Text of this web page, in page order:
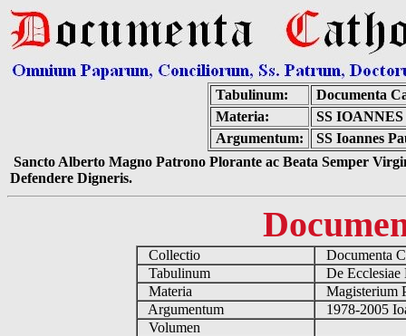
Tabulinum:
Documenta
Materia:
SS
Argumentum:
SS Ioannes
Sancto Alberto Magno Patrono Plorante ac Beata Semper
Defendere Digneris.
Collectio
Documenta
Tabulinum
De
Materia
Magisterium
Argumentum
1978-2005
Volumen